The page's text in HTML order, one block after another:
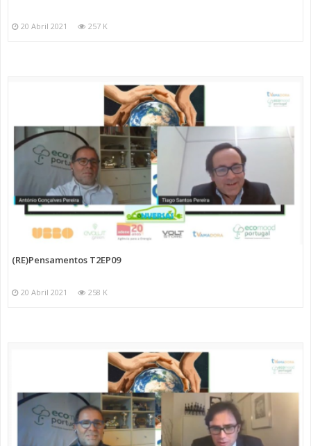
20 Abril 2021 257 K
(RE)Pensamentos T2EP09
20 Abril 2021 258 K